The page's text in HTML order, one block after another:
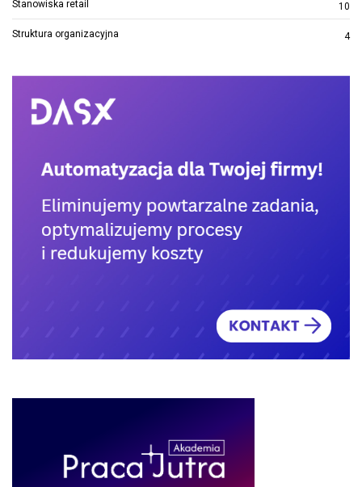
Stanowiska retail 10
Struktura organizacyjna 4